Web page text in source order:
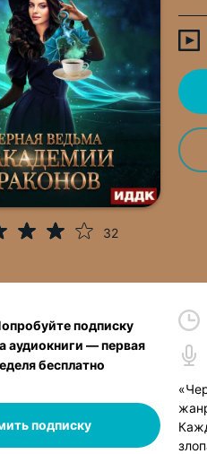
32
подписку
аудиокниги — первая
бесплатно
подписку